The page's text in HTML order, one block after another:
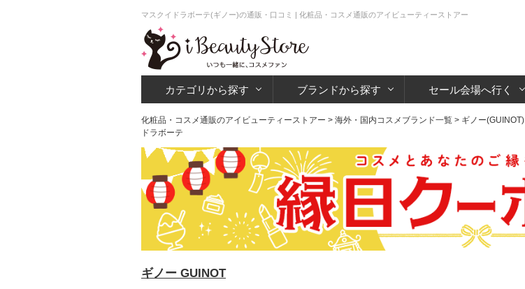
マスクイドラボーテ(ギノー)の通販・口コミ | 化粧品・コスメ通販のアイビューティーストアー
カテゴリから探す ブランドから探す セール会場へ行く
化粧品・コスメ通販のアイビューティーストアー > 海外・国内コスメブランド一覧 > ギノー(GUINOT)
ドラボーテ
ギノー GUINOT